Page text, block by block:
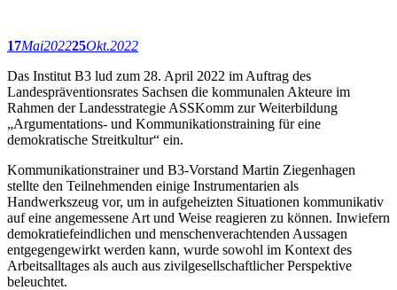
17Mai202225Okt.2022
Das Institut B3 lud zum 28. April 2022 im Auftrag des
Landespräventionsrates Sachsen die kommunalen Akteure im
Rahmen der Landesstrategie ASSKomm zur Weiterbildung
„Argumentations- und Kommunikationstraining für eine
demokratische Streitkultur“ ein.
Kommunikationstrainer und B3-Vorstand Martin Ziegenhagen
stellte den Teilnehmenden einige Instrumentarien als
Handwerkszeug vor, um in aufgeheizten Situationen kommunikativ
auf eine angemessene Art und Weise reagieren zu können. Inwiefern
demokratiefeindlichen und menschenverachtenden Aussagen
entgegengewirkt werden kann, wurde sowohl im Kontext des
Arbeitsalltages als auch aus zivilgesellschaftlicher Perspektive
beleuchtet.